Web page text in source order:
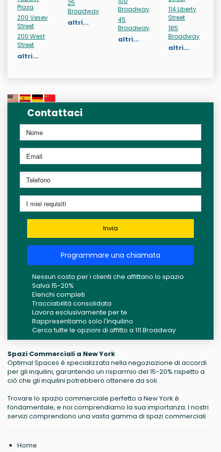
Plaza
200 Vesey
Street
200 West
Street
altri...
25
Broadway
altri...
Broadway
45
Broadway
altri...
114 Liberty
Street
185
Broadway
altri...
Contattaci
Invia
Programmare una chiamata
Nessun costo per i clienti che affittano lo spazio
Salva 15-20%
Elenchi completi
Tracciabilità consolidata
Lavora esclusivamente per te
Rappresentiamo solo l'Inquilino
Cerca tutte le opzioni di affitto a 111 Broadway
Spazi Commerciali a New York
Optimal Spaces è specializzata nella negoziazione di accordi
per gli inquilini, garantendo un risparmio del 15-20% rispetto a
ciò che gli inquilini potrebbero ottenere da soli.
Trovare lo spazio commerciale perfetto a New York è
fondamentale, e noi comprendiamo la sua importanza. I nostri
servizi comprendono una vasta gamma di spazi commerciali
Home